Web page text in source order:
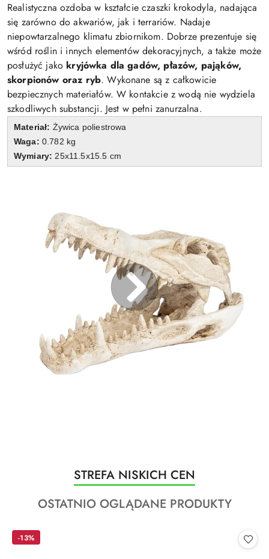
Realistyczna ozdoba w kształcie czaszki krokodyla, nadająca
się zarówno do akwariów, jak i terrariów. Nadaje
niepowtarzalnego klimatu zbiornikom. Dobrze prezentuje się
wśród roślin i innych elementów dekoracyjnych, a także może
posłużyć jako kryjówka dla gadów, płazów, pająków,
skorpionów oraz ryb. Wykonane są z całkowicie
bezpiecznych materiałów. W kontakcie z wodą nie wydziela
szkodliwych substancji. Jest w pełni zanurzalna.
Materiał: Żywica poliestrowa
Waga: 0.782 kg
Wymiary:25x11.5x15.5 cm
Pomiń karuzelę produktów
Produkty
o
statusie:
STREFA NISKICH CEN
Produkty
statusie:
OSTATNIO OGLĄDANE PRODUKTY
-13%